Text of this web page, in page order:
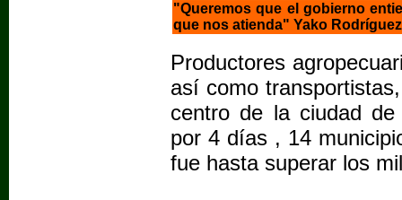
"Queremos que el gobierno
que nos atienda" Yako Rodríguez
Productores
así como
centro de la ciudad
por 4 días , 14
fue hasta superar los